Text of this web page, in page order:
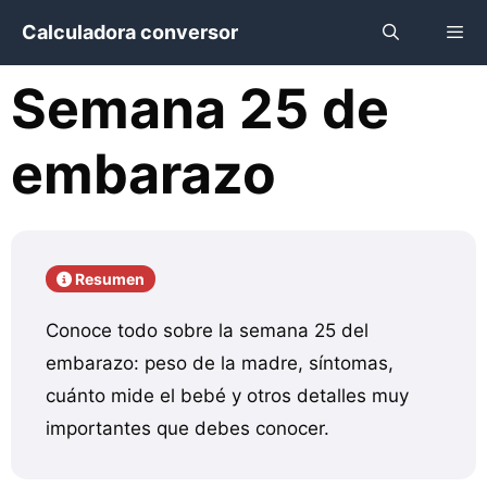
contenido
Calculadora conversor
Semana 25 de
embarazo
Resumen
Conoce todo sobre la semana 25 del
embarazo: peso de la madre, síntomas,
cuánto mide el bebé y otros detalles muy
importantes que debes conocer.